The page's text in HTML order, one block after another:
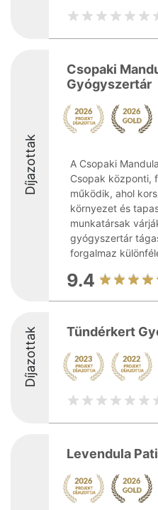
Díjazottak
Csopaki
Gyógyszertár
A Csopaki
Csopak központi,
működik, ahol
környezet és
munkatársak
gyógyszertár
forgalmaz
9.4
Díjazottak Tündérkert
Levendula